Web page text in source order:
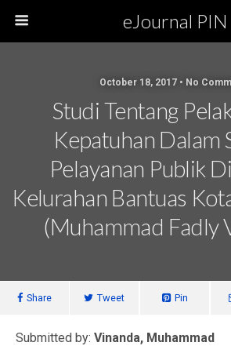
eJournal PIN
October 18, 2017 • No
Studi Tentang
Kepatuhan Dalam
Pelayanan Publik
Kelurahan Bantuas
(Muhammad Fadly
Share Tweet Pin
Submitted by: Vinanda, Muhammad